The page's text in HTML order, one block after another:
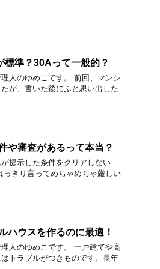
準？30Aって一般的？
人のゆめこです。 前回、マンシ
が、書いた後にふと思い出した
や審査があるって本当？
提示した条件をクリアしない
きり言ってめちゃめちゃ厳しい
ハウスを作るのに最適！
人のゆめこです。 一戸建てや高
トラブルがつきものです。長年